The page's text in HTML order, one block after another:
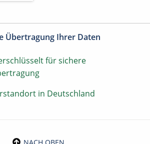
Übertragung Ihrer Daten
für sichere
in Deutschland